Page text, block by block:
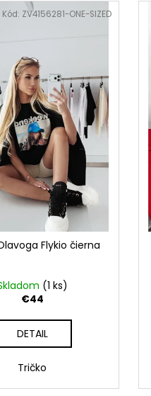
Flykio čierna
(1 ks)
€44
DETAIL
Tričko
Kód: ZV4156281-ONE-SIZED